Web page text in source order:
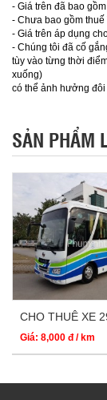
- Giá trên đã bao
- Chưa bao gồm thuế
- Giá trên áp dụng
- Chúng tôi đã cố
tùy vào từng thời
xuống)
có thể ảnh hưởng
SẢN PHẨM
Giá: 8,000 đ / km